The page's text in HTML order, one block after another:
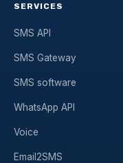
SERVICES
SMS API
SMS Gateway
SMS software
WhatsApp API
Voice
Email2SMS